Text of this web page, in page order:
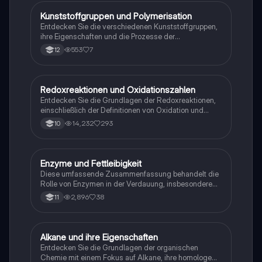
Chemie
Kunststoffgruppen und Polymerisation
Entdecken Sie die verschiedenen Kunststoffgruppen,
ihre Eigenschaften und die Prozesse der
Polymerisation. Dieser Lernzettel bietet eine
umfassende Übersicht über Thermoplaste,
für Chemie-Abiturienten, die sich auf Prüfungen
vorbereiten.
12 553 7
Chemie
Redoxreaktionen und Oxidationszahlen
Entdecken Sie die Grundlagen der Redoxreaktionen,
einschließlich der Definitionen von Oxidation und
Reduktion, Elektronendonatoren und -akzeptoren
sowie der Redoxreihe. Diese Zusammenfassung
die sich auf Prüfungen vorbereiten.
10 14,232 293
Chemie
Enzyme und Fettleibigkeit
Diese umfassende Zusammenfassung behandelt die
Rolle von Enzymen in der Verdauung, insbesondere
die Wirkung von Orlistat auf die Resorption von
Nährstoffen und die enzymatische Spaltung von
Vitaminen und Mineralstoffen. Ideal für die
Vorbereitung auf Klausuren im Fach Biologie.
11 2,896 38
Chemie
Alkane und ihre Eigenschaften
Entdecken Sie die Grundlagen der organischen
Chemie mit einem Fokus auf Alkane, ihre homologe